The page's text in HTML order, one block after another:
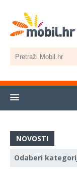
NOVOSTI